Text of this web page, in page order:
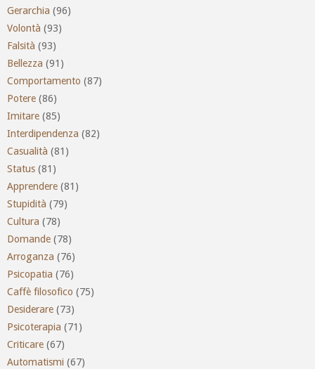
Gerarchia (96)
Volontà (93)
Falsità (93)
Bellezza (91)
Comportamento (87)
Potere (86)
Imitare (85)
Interdipendenza (82)
Casualità (81)
Status (81)
Apprendere (81)
Stupidità (79)
Cultura (78)
Domande (78)
Arroganza (76)
Psicopatia (76)
Caffè filosofico (75)
Desiderare (73)
Psicoterapia (71)
Criticare (67)
Automatismi (67)